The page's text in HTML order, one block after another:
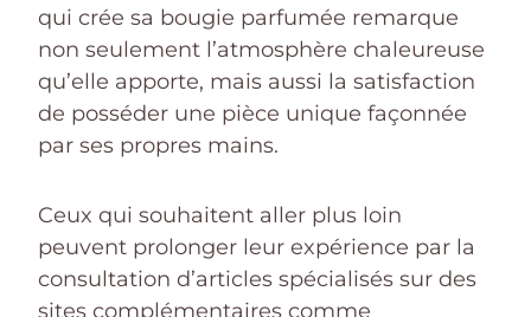
qui crée sa bougie parfumée remarque
non seulement l’atmosphère chaleureuse
qu’elle apporte, mais aussi la satisfaction
de posséder une pièce unique façonnée
par ses propres mains.
Ceux qui souhaitent aller plus loin
peuvent prolonger leur expérience par la
consultation d’articles spécialisés sur des
sites complémentaires comme